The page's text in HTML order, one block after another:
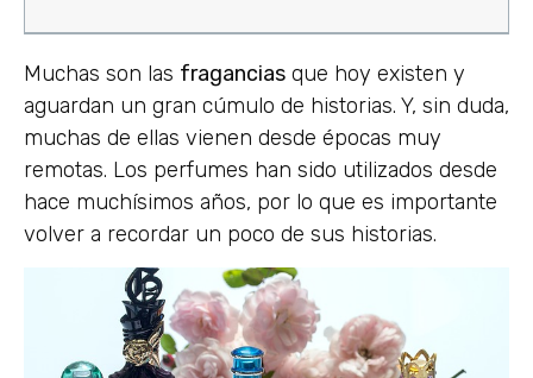
Muchas son las fragancias que hoy existen y
aguardan un gran cúmulo de historias. Y, sin duda,
muchas de ellas vienen desde épocas muy
remotas. Los perfumes han sido utilizados desde
hace muchísimos años, por lo que es importante
volver a recordar un poco de sus historias.